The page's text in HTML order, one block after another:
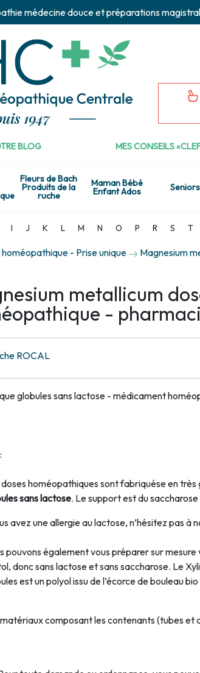
médecine douce et préparations
BLOG MES CONSEILS
Fleurs de Bach
Produits de la
ruche
Maman Bébé
Enfant Ados Seniors
I J K L M N O P R S T
- Prise unique
Magnesium
metallicum
-
ROCAL
globules sans lactose - médicament
doses homéopathiques sont fabriquése en
sans lactose. Le support est du
avez une allergie au lactose, n’hésitez pas à
pouvons également vous préparer sur
donc sans lactose et sans saccharose. Le
est un polyol issu de l’écorce de bouleau
composant les contenants (tubes et